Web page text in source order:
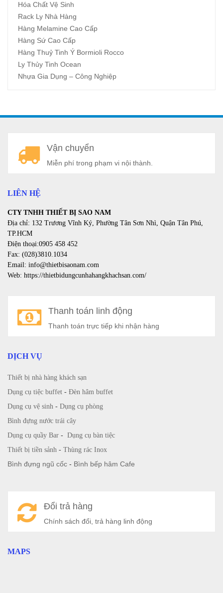
Hóa Chất Vệ Sinh
Rack Ly Nhà Hàng
Hàng Melamine Cao Cấp
Hàng Sứ Cao Cấp
Hàng Thuỷ Tinh Ý Bormioli Rocco
Ly Thủy Tinh Ocean
Nhựa Gia Dụng – Công Nghiệp
Vận chuyển
Miễn phí trong phạm vi nội thành.
LIÊN HỆ
CTY TNHH THIẾT BỊ SAO NAM
Địa chỉ: 132 Trương Vĩnh Ký, Phường Tân Sơn Nhì, Quận Tân Phú,
TP.HCM
Điện thoại:0905 458 452
Fax: (028)3810.1034
Email: info@thietbisaonam.com
Web: https://thietbidungcunhahangkhachsan.com/
Thanh toán linh động
Thanh toán trực tiếp khi nhận hàng
DỊCH VỤ
Thiết bị nhà hàng khách sạn
Dụng cụ tiệc buffet - Đèn hâm buffet
Dụng cụ vệ sinh - Dụng cụ phòng
Bình đựng nước trái cây
Dụng cụ quầy Bar - Dụng cụ bàn tiệc
Thiết bị tiền sảnh - Thùng rác Inox
Bình đựng ngũ cốc - Bình bếp hâm Cafe
Đổi trả hàng
Chính sách đổi, trả hàng linh động
MAPS